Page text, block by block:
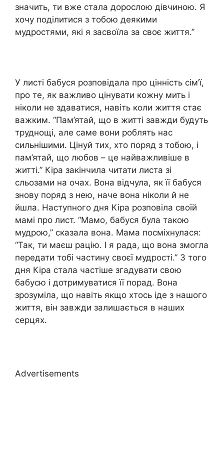
значить, ти вже стала дорослою дівчиною. Я
хочу поділитися з тобою деякими
мудростями, які я засвоїла за своє життя.”
У листі бабуся розповідала про цінність сім’ї,
про те, як важливо цінувати кожну мить і
ніколи не здаватися, навіть коли життя стає
важким. “Пам’ятай, що в житті завжди будуть
труднощі, але саме вони роблять нас
сильнішими. Цінуй тих, хто поряд з тобою, і
пам’ятай, що любов – це найважливіше в
житті.” Кіра закінчила читати листа зі
сльозами на очах. Вона відчула, як її бабуся
знову поряд з нею, наче вона ніколи й не
йшла. Наступного дня Кіра розповіла своїй
мамі про лист. “Мамо, бабуся була такою
мудрою,” сказала вона. Мама посміхнулася:
“Так, ти маєш рацію. І я рада, що вона змогла
передати тобі частину своєї мудрості.” З того
дня Кіра стала частіше згадувати свою
бабусю і дотримуватися її порад. Вона
зрозуміла, що навіть якщо хтось іде з нашого
життя, він завжди залишається в наших
серцях.
Advertisements